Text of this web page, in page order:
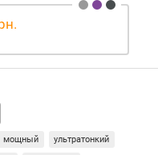
мощный ультратонкий